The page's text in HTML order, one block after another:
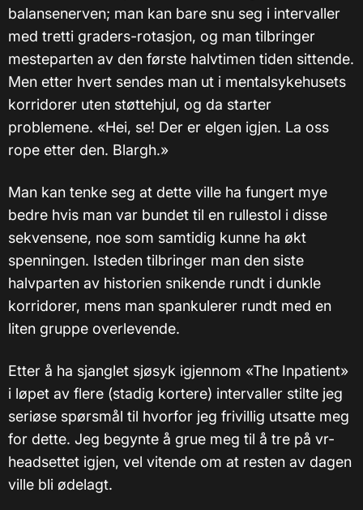
balansenerven; man kan bare snu seg i intervaller
med tretti graders-rotasjon, og man tilbringer
mesteparten av den første halvtimen tiden sittende.
Men etter hvert sendes man ut i mentalsykehusets
korridorer uten støttehjul, og da starter
problemene. «Hei, se! Der er elgen igjen. La oss
rope etter den. Blargh.»
Man kan tenke seg at dette ville ha fungert mye
bedre hvis man var bundet til en rullestol i disse
sekvensene, noe som samtidig kunne ha økt
spenningen. Isteden tilbringer man den siste
halvparten av historien snikende rundt i dunkle
korridorer, mens man spankulerer rundt med en
liten gruppe overlevende.
Etter å ha sjanglet sjøsyk igjennom «The Inpatient»
i løpet av flere (stadig kortere) intervaller stilte jeg
seriøse spørsmål til hvorfor jeg frivillig utsatte meg
for dette. Jeg begynte å grue meg til å tre på vr-
headsettet igjen, vel vitende om at resten av dagen
ville bli ødelagt.